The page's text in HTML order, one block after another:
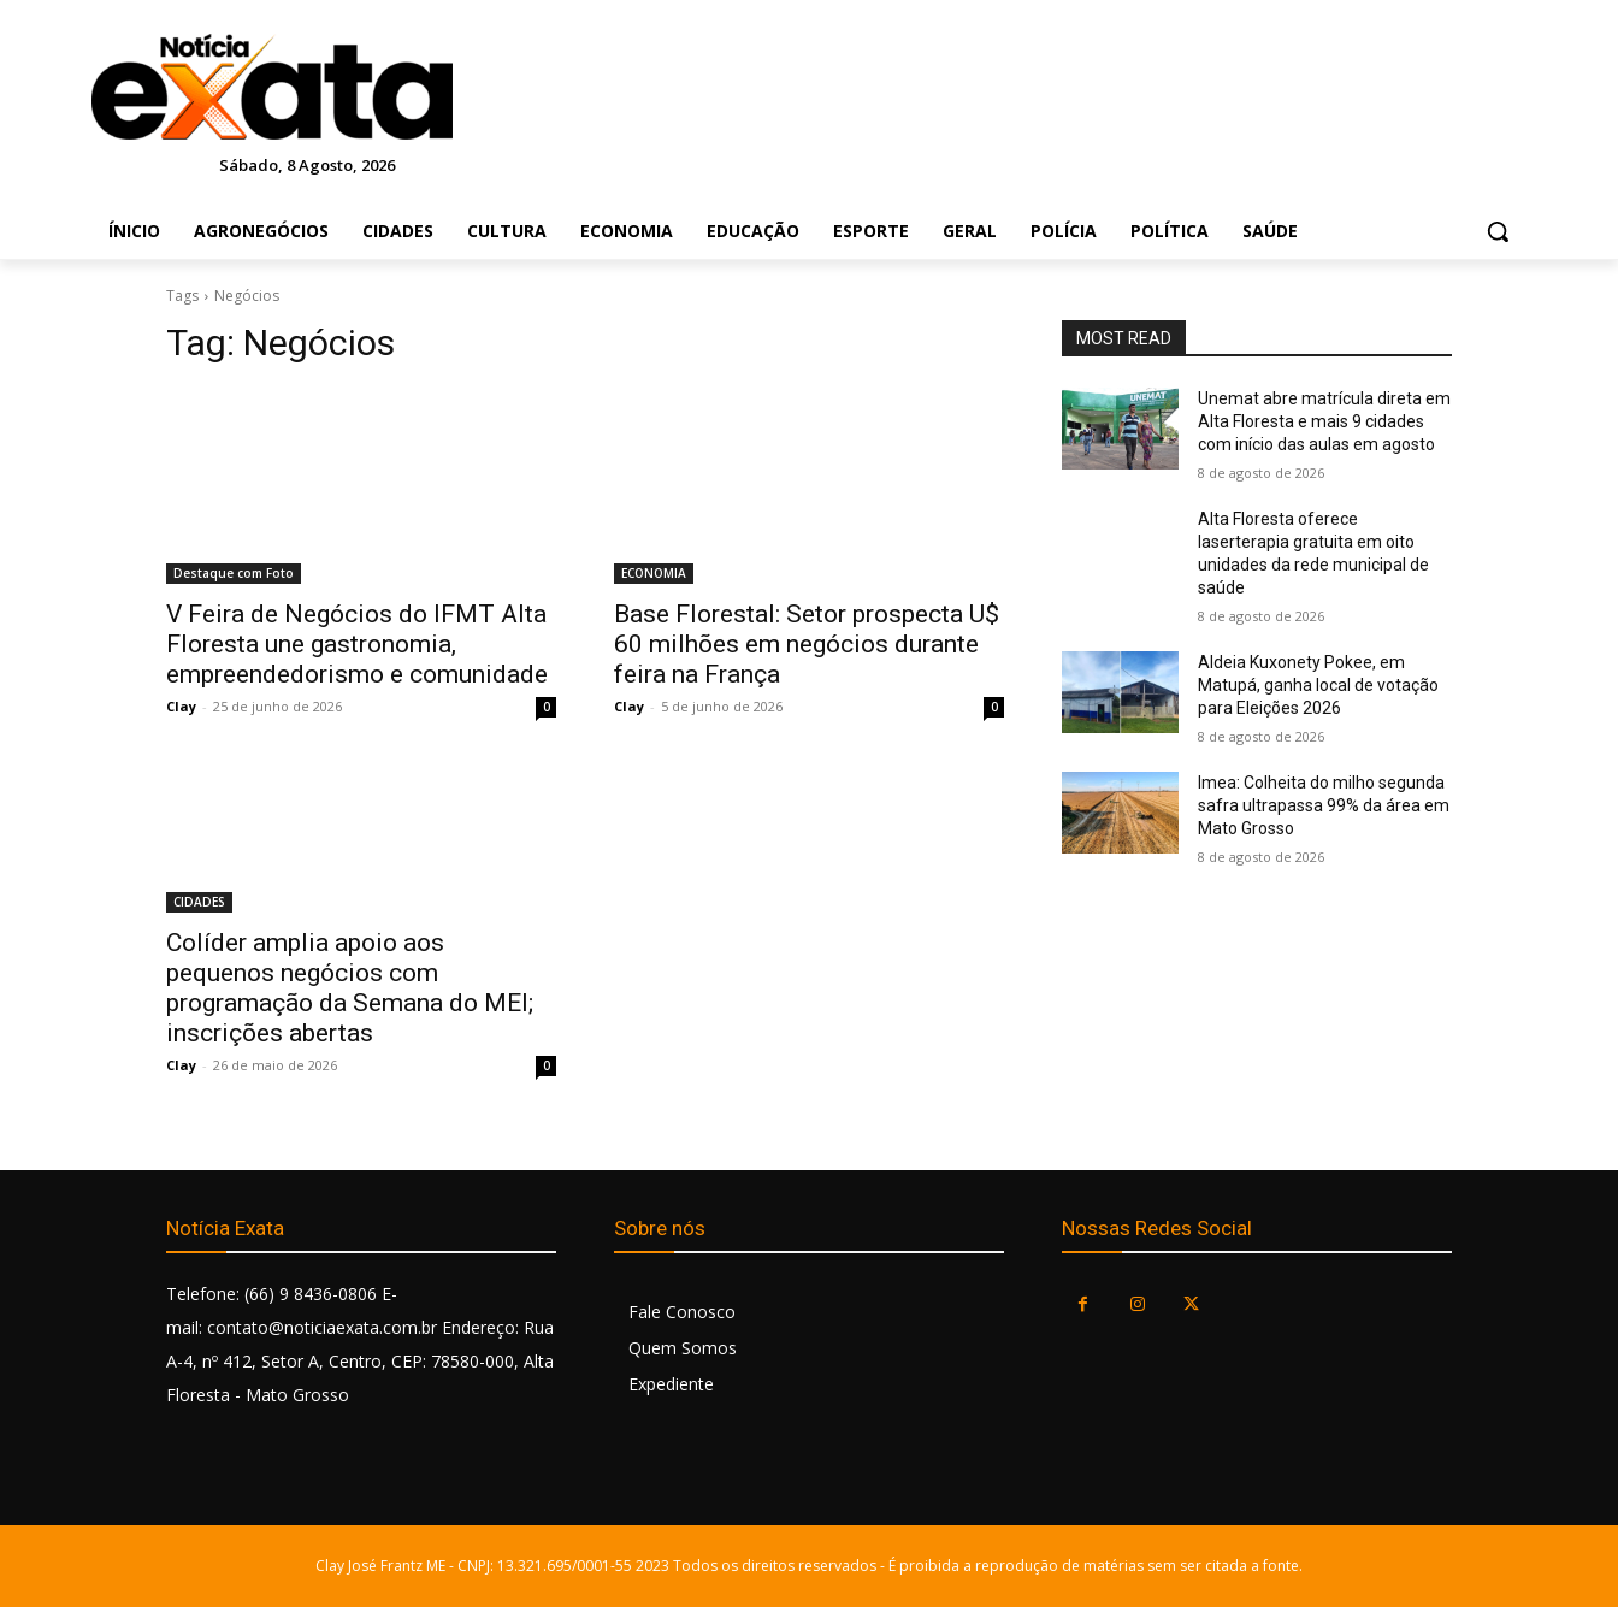
Sábado, 8 Agosto, 2026
ÍNICIO AGRONEGÓCIOS CIDADES CULTURA ECONOMIA EDUCAÇÃO ESPORTE GERAL POLÍCIA POLÍTICA SAÚDE
Tags Negócios
Tag: Negócios
Destaque com Foto
V Feira de Negócios do IFMT Alta
Floresta une gastronomia,
empreendedorismo e comunidade
Clay - 25 de junho de 2026 0
ECONOMIA
Base Florestal: Setor prospecta U$
60 milhões em negócios durante
feira na França
Clay - 5 de junho de 2026 0
CIDADES
Colíder amplia apoio aos
pequenos negócios com
programação da Semana do MEI;
inscrições abertas
Clay - 26 de maio de 2026 0
MOST READ
Unemat abre matrícula direta em
Alta Floresta e mais 9 cidades
com início das aulas em agosto
8 de agosto de 2026
Alta Floresta oferece
laserterapia gratuita em oito
unidades da rede municipal de
saúde
8 de agosto de 2026
Aldeia Kuxonety Pokee, em
Matupá, ganha local de votação
para Eleições 2026
8 de agosto de 2026
Imea: Colheita do milho segunda
safra ultrapassa 99% da área em
Mato Grosso
8 de agosto de 2026
Notícia Exata
Telefone: (66) 9 8436-0806 E-
mail: contato@noticiaexata.com.br Endereço: Rua
A-4, nº 412, Setor A, Centro, CEP: 78580-000, Alta
Floresta - Mato Grosso
Sobre nós
Fale Conosco
Quem Somos
Expediente
Nossas Redes Social
Clay José Frantz ME - CNPJ: 13.321.695/0001-55 2023 Todos os direitos reservados - É proibida a reprodução de matérias sem ser citada a fonte.